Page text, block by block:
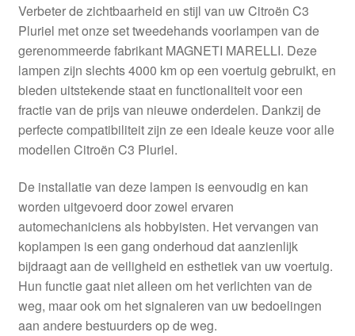
Verbeter de zichtbaarheid en stijl van uw Citroën C3
Pluriel met onze set tweedehands voorlampen van de
gerenommeerde fabrikant MAGNETI MARELLI. Deze
lampen zijn slechts 4000 km op een voertuig gebruikt, en
bieden uitstekende staat en functionaliteit voor een
fractie van de prijs van nieuwe onderdelen. Dankzij de
perfecte compatibiliteit zijn ze een ideale keuze voor alle
modellen Citroën C3 Pluriel.
De installatie van deze lampen is eenvoudig en kan
worden uitgevoerd door zowel ervaren
automechaniciens als hobbyisten. Het vervangen van
koplampen is een gang onderhoud dat aanzienlijk
bijdraagt aan de veiligheid en esthetiek van uw voertuig.
Hun functie gaat niet alleen om het verlichten van de
weg, maar ook om het signaleren van uw bedoelingen
aan andere bestuurders op de weg.